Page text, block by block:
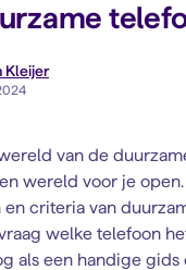
Kleijer
van de
wereld voor je
criteria van
welke telefoon
als een handige gids